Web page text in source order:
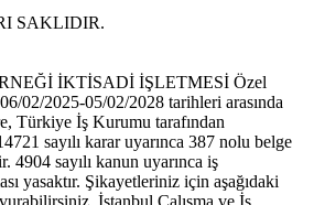
SAKLIDIR.
İKTİSADİ İŞLETMESİ Özel
02/2025-05/02/2028 tarihleri arasında
Türkiye İş Kurumu tarafından
sayılı karar uyarınca 387 nolu belge
4904 sayılı kanun uyarınca iş
yasaktır. Şikayetleriniz için aşağıdaki
İstanbul Çalışma ve İş